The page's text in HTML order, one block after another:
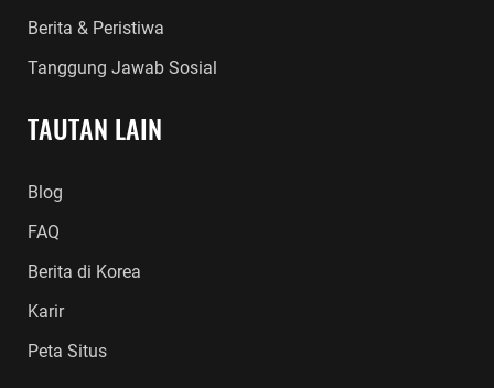
Berita & Peristiwa
Tanggung Jawab Sosial
TAUTAN LAIN
Blog
FAQ
Berita di Korea
Karir
Peta Situs